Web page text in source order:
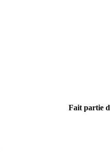
Fait partie